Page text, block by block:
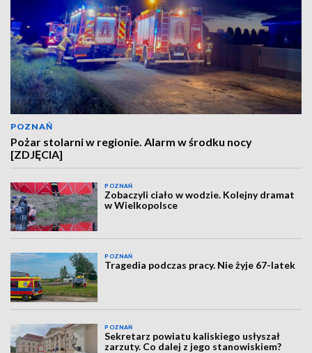
POZNAŃ
Pożar stolarni w regionie. Alarm w środku nocy
[ZDJĘCIA]
POZNAŃ
Zobaczyli ciało w wodzie. Kolejny dramat
w Wielkopolsce
POZNAŃ
Tragedia podczas pracy. Nie żyje 67-latek
POZNAŃ
Sekretarz powiatu kaliskiego usłyszał
zarzuty. Co dalej z jego stanowiskiem?